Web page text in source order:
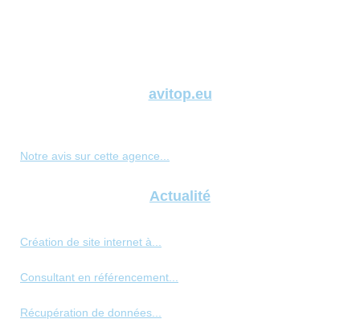
avitop.eu
Notre avis sur cette agence...
Actualité
Création de site internet à...
Consultant en référencement...
Récupération de données...